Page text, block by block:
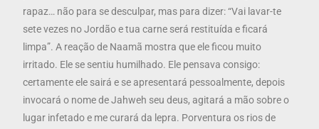
rapaz… não para se desculpar, mas para dizer: “Vai lavar-te
sete vezes no Jordão e tua carne será restituída e ficará
limpa”. A reação de Naamã mostra que ele ficou muito
irritado. Ele se sentiu humilhado. Ele pensava consigo:
certamente ele sairá e se apresentará pessoalmente, depois
invocará o nome de Jahweh seu deus, agitará a mão sobre o
lugar infetado e me curará da lepra. Porventura os rios de